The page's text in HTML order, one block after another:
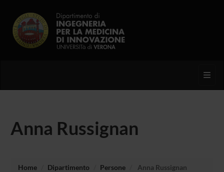
Anna Russignan
Home Dipartimento Persone Anna Russignan